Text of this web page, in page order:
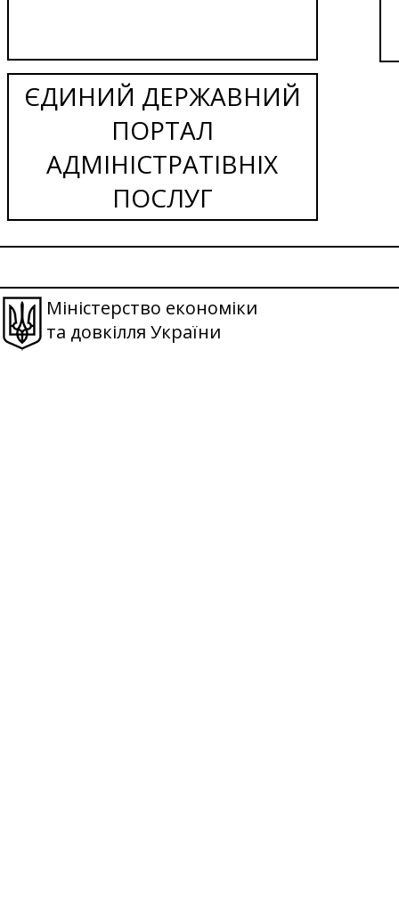
ЄДИНИЙ ДЕРЖАВНИЙ
ПОРТАЛ
АДМІНІСТРАТІВНІХ
ПОСЛУГ
Міністерство економіки
та довкілля України